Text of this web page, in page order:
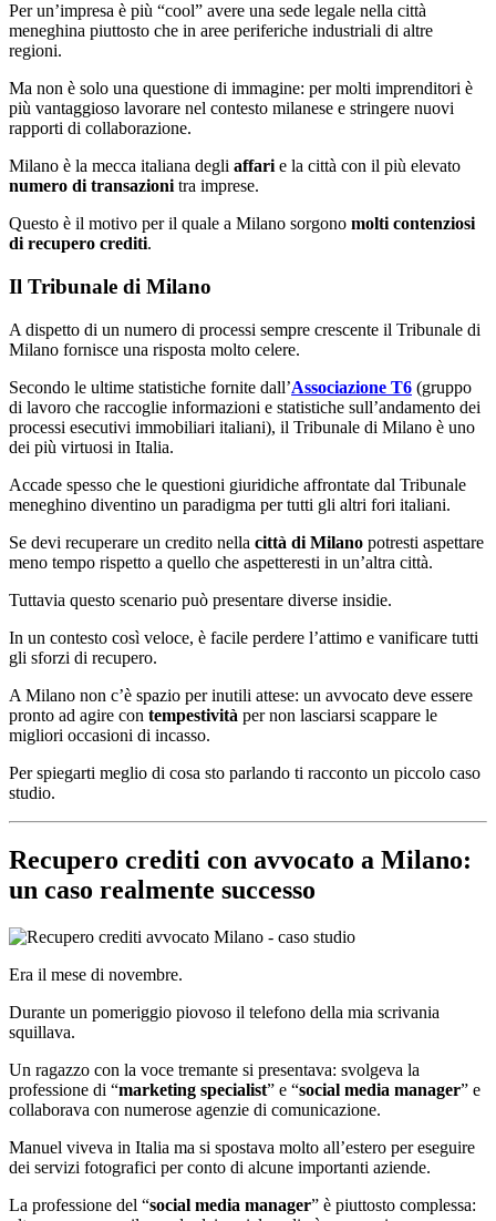
Per un’impresa è più “cool” avere una sede legale nella città
meneghina piuttosto che in aree periferiche industriali di altre
regioni.
Ma non è solo una questione di immagine: per molti imprenditori è
più vantaggioso lavorare nel contesto milanese e stringere nuovi
rapporti di collaborazione.
Milano è la mecca italiana degli affari e la città con il più elevato
numero di transazioni tra imprese.
Questo è il motivo per il quale a Milano sorgono molti contenziosi
di recupero crediti.
Il Tribunale di Milano
A dispetto di un numero di processi sempre crescente il Tribunale di
Milano fornisce una risposta molto celere.
Secondo le ultime statistiche fornite dall’Associazione T6 (gruppo
di lavoro che raccoglie informazioni e statistiche sull’andamento dei
processi esecutivi immobiliari italiani), il Tribunale di Milano è uno
dei più virtuosi in Italia.
Accade spesso che le questioni giuridiche affrontate dal Tribunale
meneghino diventino un paradigma per tutti gli altri fori italiani.
Se devi recuperare un credito nella città di Milano potresti aspettare
meno tempo rispetto a quello che aspetteresti in un’altra città.
Tuttavia questo scenario può presentare diverse insidie.
In un contesto così veloce, è facile perdere l’attimo e vanificare tutti
gli sforzi di recupero.
A Milano non c’è spazio per inutili attese: un avvocato deve essere
pronto ad agire con tempestività per non lasciarsi scappare le
migliori occasioni di incasso.
Per spiegarti meglio di cosa sto parlando ti racconto un piccolo caso
studio.
Recupero crediti con avvocato a Milano:
un caso realmente successo
Era il mese di novembre.
Durante un pomeriggio piovoso il telefono della mia scrivania
squillava.
Un ragazzo con la voce tremante si presentava: svolgeva la
professione di “marketing specialist” e “social media manager” e
collaborava con numerose agenzie di comunicazione.
Manuel viveva in Italia ma si spostava molto all’estero per eseguire
dei servizi fotografici per conto di alcune importanti aziende.
La professione del “social media manager” è piuttosto complessa: